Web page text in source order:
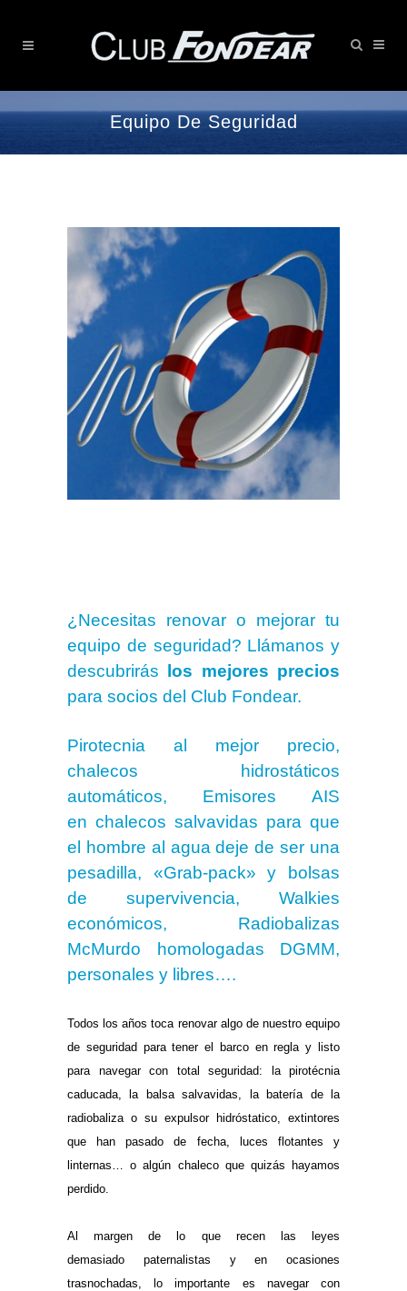
Equipo De Seguridad
¿Necesitas renovar o mejorar tu
equipo de seguridad? Llámanos y
descubrirás
los mejores precios
para socios del Club Fondear.
Pirotecnia al mejor precio,
chalecos hidrostáticos
automáticos, Emisores AIS
en chalecos salvavidas para que
el hombre al agua deje de ser una
pesadilla, «Grab-pack» y bolsas
de supervivencia, Walkies
económicos, Radiobalizas
McMurdo homologadas DGMM,
personales y libres….
Todos los años toca renovar algo de nuestro equipo
de seguridad para tener el barco en regla y listo
para navegar con total seguridad: la pirotécnia
caducada, la balsa salvavidas, la batería de la
radiobaliza o su expulsor hidróstatico, extintores
que han pasado de fecha, luces flotantes y
linternas… o algún chaleco que quizás hayamos
perdido.
Al margen de lo que recen las leyes
demasiado paternalistas y en ocasiones
trasnochadas, lo importante es navegar con